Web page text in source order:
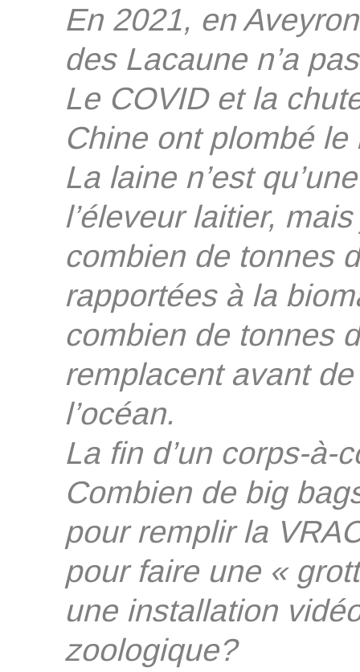
En 2021, en
des Lacaune n’a
Le COVID et la
Chine ont plombé
La laine n’est
l’éleveur laitier,
combien de tonnes
rapportées à la
combien de tonnes
remplacent avant
l’océan.
La fin d’un corps-à-
Combien de big
pour remplir la
pour faire une «
une installation
zoologique?